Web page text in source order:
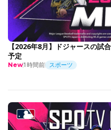
【2026年8月】ドジャースの
予定
New1時間前 スポーツ